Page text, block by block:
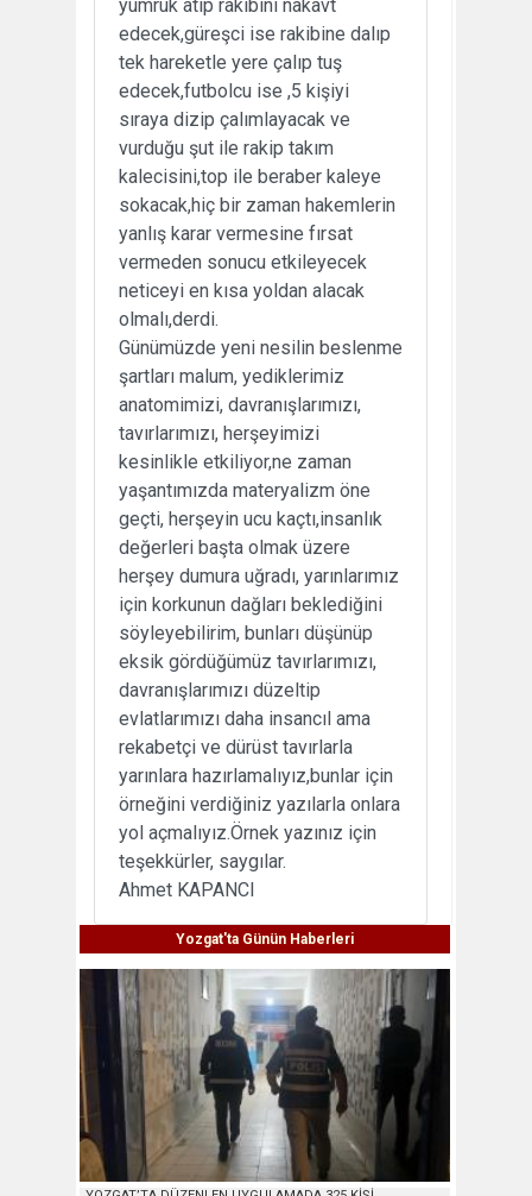
yumruk atıp rakibini nakavt
edecek,güreşci ise rakibine dalıp
tek hareketle yere çalıp tuş
edecek,futbolcu ise ,5 kişiyi
sıraya dizip çalımlayacak ve
vurduğu şut ile rakip takım
kalecisini,top ile beraber kaleye
sokacak,hiç bir zaman hakemlerin
yanlış karar vermesine fırsat
vermeden sonucu etkileyecek
neticeyi en kısa yoldan alacak
olmalı,derdi.
Günümüzde yeni nesilin beslenme
şartları malum, yediklerimiz
anatomimizi, davranışlarımızı,
tavırlarımızı, herşeyimizi
kesinlikle etkiliyor,ne zaman
yaşantımızda materyalizm öne
geçti, herşeyin ucu kaçtı,insanlık
değerleri başta olmak üzere
herşey dumura uğradı, yarınlarımız
için korkunun dağları beklediğini
söyleyebilirim, bunları düşünüp
eksik gördüğümüz tavırlarımızı,
davranışlarımızı düzeltip
evlatlarımızı daha insancıl ama
rekabetçi ve dürüst tavırlarla
yarınlara hazırlamalıyız,bunlar için
örneğini verdiğiniz yazılarla onlara
yol açmalıyız.Örnek yazınız için
teşekkürler, saygılar.
Ahmet KAPANCI
Yozgat'ta Günün Haberleri